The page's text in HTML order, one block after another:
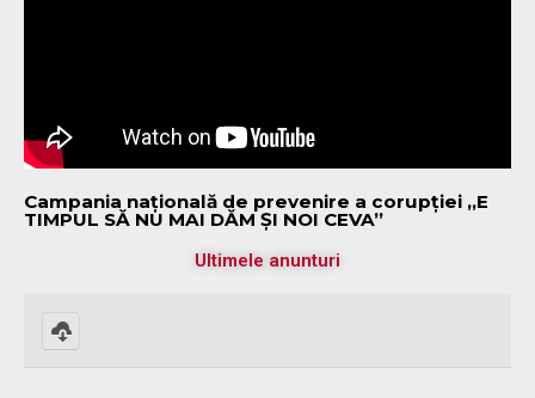
Campania națională de prevenire a corupției „E
TIMPUL SĂ NU MAI DĂM ȘI NOI CEVA”
Ultimele anunturi